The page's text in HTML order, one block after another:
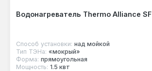
Водонагреватель Thermo Alliance SF
Способ установки: над мойкой
Тип ТЭНа: «мокрый»
Форма: прямоугольная
Мощность: 1.5 квт